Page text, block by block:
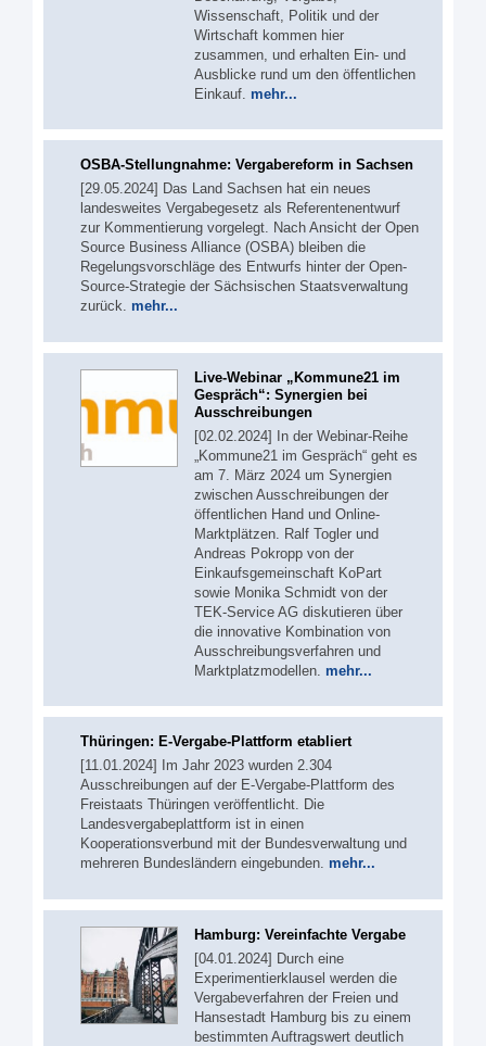
Wissenschaft, Politik und der
Wirtschaft kommen hier
zusammen, und erhalten Ein- und
Ausblicke rund um den öffentlichen
Einkauf. mehr...
OSBA-Stellungnahme: Vergabereform in Sachsen
[29.05.2024] Das Land Sachsen hat ein neues
landesweites Vergabegesetz als Referentenentwurf
zur Kommentierung vorgelegt. Nach Ansicht der Open
Source Business Alliance (OSBA) bleiben die
Regelungsvorschläge des Entwurfs hinter der Open-
Source-Strategie der Sächsischen Staatsverwaltung
zurück. mehr...
Live-Webinar „Kommune21 im
Gespräch“: Synergien bei
Ausschreibungen
[02.02.2024] In der Webinar-Reihe
„Kommune21 im Gespräch“ geht es
am 7. März 2024 um Synergien
zwischen Ausschreibungen der
öffentlichen Hand und Online-
Marktplätzen. Ralf Togler und
Andreas Pokropp von der
Einkaufsgemeinschaft KoPart
sowie Monika Schmidt von der
TEK-Service AG diskutieren über
die innovative Kombination von
Ausschreibungsverfahren und
Marktplatzmodellen. mehr...
Thüringen: E-Vergabe-Plattform etabliert
[11.01.2024] Im Jahr 2023 wurden 2.304
Ausschreibungen auf der E-Vergabe-Plattform des
Freistaats Thüringen veröffentlicht. Die
Landesvergabeplattform ist in einen
Kooperationsverbund mit der Bundesverwaltung und
mehreren Bundesländern eingebunden. mehr...
Hamburg: Vereinfachte Vergabe
[04.01.2024] Durch eine
Experimentierklausel werden die
Vergabeverfahren der Freien und
Hansestadt Hamburg bis zu einem
bestimmten Auftragswert deutlich